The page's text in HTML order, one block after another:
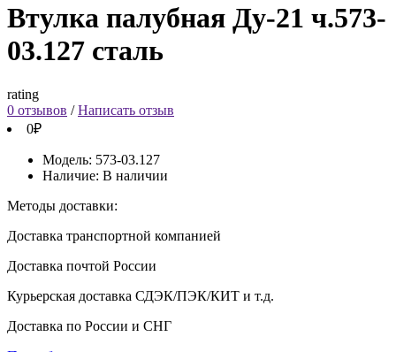
Втулка палубная Ду-21 ч.573-
03.127 сталь
rating
0 отзывов /Написать отзыв
0₽
Модель: 573-03.127
Наличие: В наличии
Методы доставки:
Доставка транспортной компанией
Доставка почтой России
Курьерская доставка СДЭК/ПЭК/КИТ и т.д.
Доставка по России и СНГ